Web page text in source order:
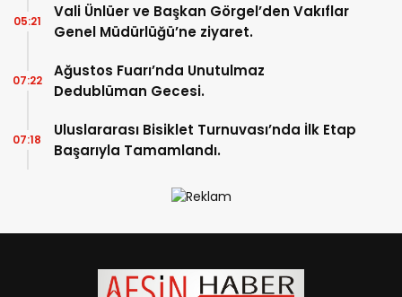
Vali Ünlüer ve Başkan Görgel’den Vakıflar
Genel Müdürlüğü’ne ziyaret.
05:21
Ağustos Fuarı’nda Unutulmaz
Dedublüman Gecesi.
07:22
Uluslararası Bisiklet Turnuvası’nda İlk Etap
Başarıyla Tamamlandı.
07:18